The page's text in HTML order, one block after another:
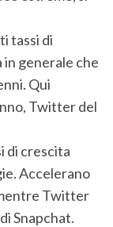
tassi di
in generale che
Qui
Twitter del
di crescita
Accelerano
Twitter
Snapchat.